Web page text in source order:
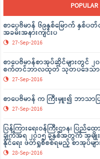
POPULAR
စာပေဗိမာန် ၆၉နှစ်မြောက် နှ
အခမ်းအနားကျင်းပ
27-Sep-2016
စာပေဗိမာန်စာအုပ်ဆိုင်များတွင် ၂၀
စက်တင်ဘာလထုတ် သုတပဒေသာစာ
27-Sep-2016
စာပေဗိမာန် က ကြီးမှူး၍ ဘာသာပ
27-Sep-2016
ပြန်ကြားရေးဝန်ကြီးဌာန၊ ပြည်
ချက်အရ ၂၀၁၅ ခုနှစ်အတွက် အမျိုး
နိုင်ရေး ဖတ်ရှုစိစစ်ရမည့် စာအုပ်မ
28-Sep-2016